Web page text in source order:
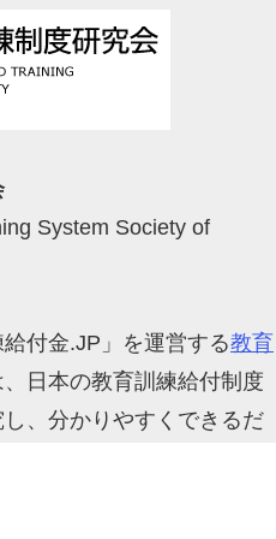
System Society of
付金.JP」を運営する教育
、日本の教育訓練給付制度
、分かりやすくできるだ